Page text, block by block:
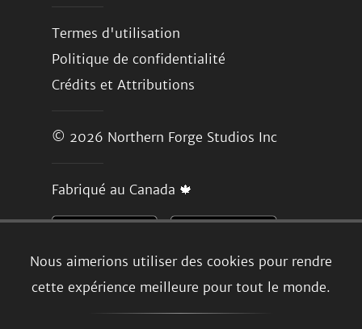
Nous aimerions utiliser des cookies pour rendre
cette expérience meilleure pour tout le monde.
Termes d'utilisation
Politique de confidentialité
Crédits et Attributions
© 2026 Northern Forge Studios Inc
Fabriqué au Canada 🍁